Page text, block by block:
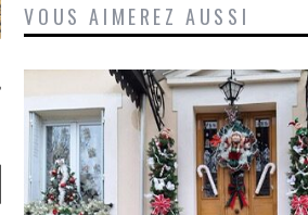
VOUS AIMEREZ AUSSI